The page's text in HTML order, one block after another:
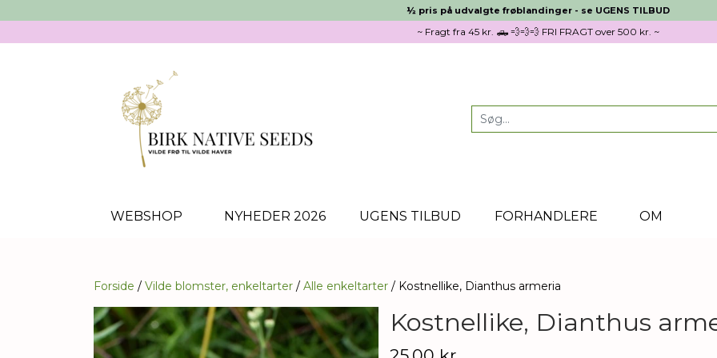
½ pris på udvalgte frøblandinger - se UGENS TILBUD
~ Fragt fra 45 kr. 🛻 💨💨💨 FRI FRAGT over 500 kr. ~
WEBSHOP NYHEDER 2026 UGENS TILBUD FORHANDLERE OM
Forside Vilde blomster, enkeltarter Alle enkeltarter Kostnellike, Dianthus armeria
Kostnellike, Dianthus